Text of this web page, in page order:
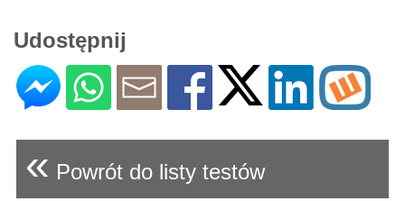
Udostępnij
« Powrót do listy testów